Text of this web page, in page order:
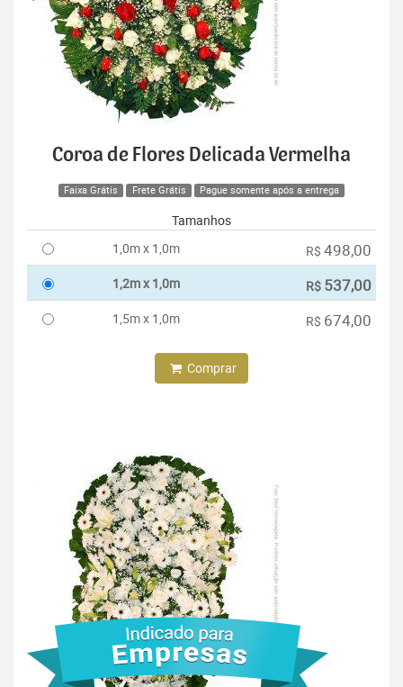
Coroa de Flores Delicada Vermelha
Faixa Grátis Frete Grátis Pague somente após a entrega
Tamanhos
1,0m x 1,0m
R$ 498,00
1,2m x 1,0m R$ 537,00
1,5m x 1,0m R$ 674,00
Comprar